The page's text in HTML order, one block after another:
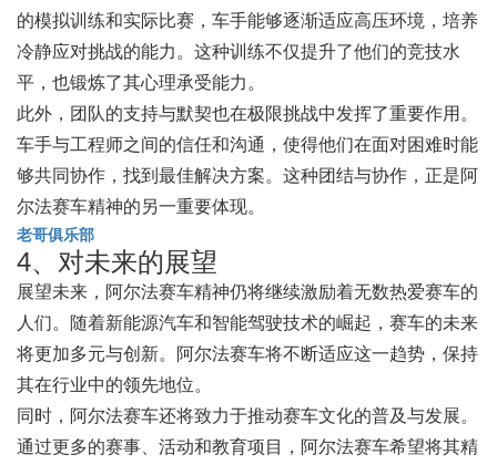
的模拟训练和实际比赛，车手能够逐渐适应高压环境，培养
冷静应对挑战的能力。这种训练不仅提升了他们的竞技水
平，也锻炼了其心理承受能力。
此外，团队的支持与默契也在极限挑战中发挥了重要作用。
车手与工程师之间的信任和沟通，使得他们在面对困难时能
够共同协作，找到最佳解决方案。这种团结与协作，正是阿
尔法赛车精神的另一重要体现。
老哥俱乐部
4、对未来的展望
展望未来，阿尔法赛车精神仍将继续激励着无数热爱赛车的
人们。随着新能源汽车和智能驾驶技术的崛起，赛车的未来
将更加多元与创新。阿尔法赛车将不断适应这一趋势，保持
其在行业中的领先地位。
同时，阿尔法赛车还将致力于推动赛车文化的普及与发展。
通过更多的赛事、活动和教育项目，阿尔法赛车希望将其精